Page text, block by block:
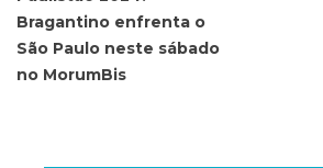
Post
Bragantino enfrenta o
São Paulo neste sábado
no MorumBis